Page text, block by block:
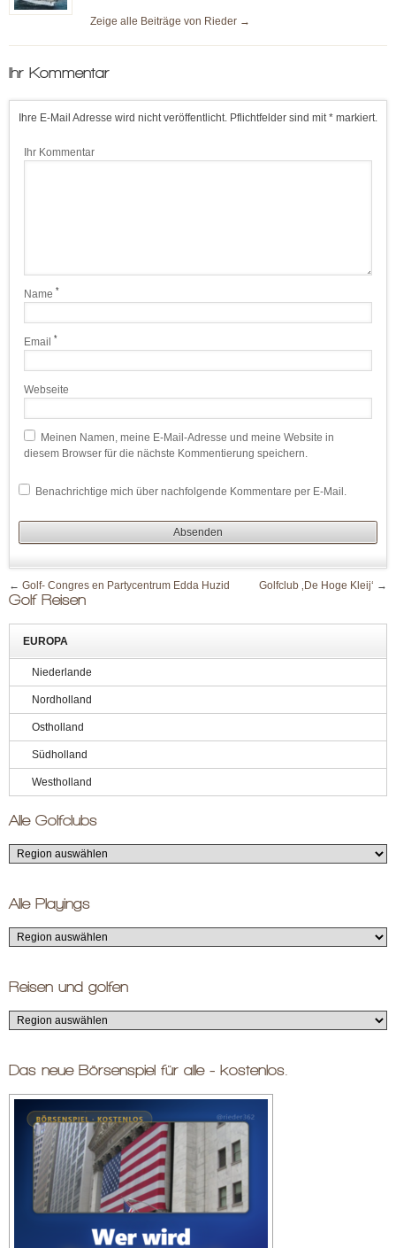
Zeige alle Beiträge von Rieder →
Ihr Kommentar
Ihre E-Mail Adresse wird nicht veröffentlicht. Pflichtfelder sind mit * markiert.
Ihr Kommentar
Name *
Email *
Webseite
Meinen Namen, meine E-Mail-Adresse und meine Website in
diesem Browser für die nächste Kommentierung speichern.
Benachrichtige mich über nachfolgende Kommentare per E-Mail.
← Golf- Congres en Partycentrum Edda Huzid Golfclub ‚De Hoge Kleij‘ →
Golf Reisen
EUROPA
Niederlande
Nordholland
Ostholland
Südholland
Westholland
Alle Golfclubs
Alle Playings
Reisen und golfen
Das neue Börsenspiel für alle - kostenlos.